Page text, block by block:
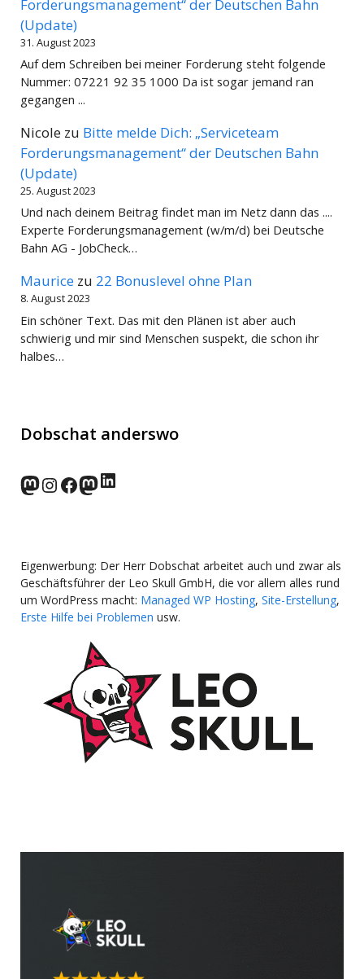
Forderungsmanagement“ der Deutschen Bahn
(Update)
31. August 2023
Auf dem Schreiben bei meiner Forderung steht folgende
Nummer: 07221 92 35 1000 Da ist sogar jemand ran
gegangen ...
Nicole zu Bitte melde Dich: „Serviceteam
Forderungsmanagement“ der Deutschen Bahn
(Update)
25. August 2023
Und nach deinem Beitrag findet man im Netz dann das ....
Experte Forderungsmanagement (w/m/d) bei Deutsche
Bahn AG - JobCheck…
Maurice zu 22 Bonuslevel ohne Plan
8. August 2023
Ein schöner Text. Das mit den Plänen ist aber auch
schwierig und mir sind Menschen suspekt, die schon ihr
halbes…
Dobschat anderswo
norden.social
Instagram
Facebook
wp-punks.social
LinkedIn
Eigenwerbung: Der Herr Dobschat arbeitet auch und zwar als
Geschäftsführer der Leo Skull GmbH, die vor allem alles rund
um WordPress macht: Managed WP Hosting, Site-Erstellung,
Erste Hilfe bei Problemen usw.